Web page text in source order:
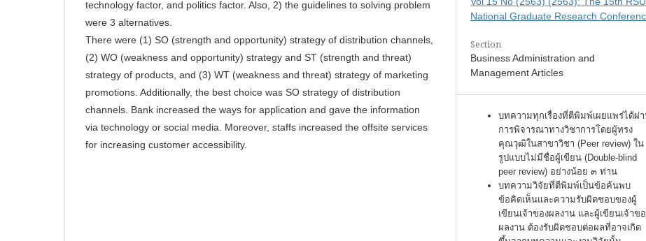
technology factor, and politics factor. Also, 2) the guidelines to solving problem
were 3 alternatives.
There were (1) SO (strength and opportunity) strategy of distribution channels,
(2) WO (weakness and opportunity) strategy and ST (strength and threat)
strategy of products, and (3) WT (weakness and threat) strategy of marketing
promotions. Additionally, the best choice was SO strategy of distribution
channels. Bank increased the ways for application and gave the information
via technology or social media. Moreover, staffs increased the offsite services
for increasing customer accessibility.
National Graduate Research
Section
Business Administration and
Management Articles
บทความทุกเรื่องที่ตีพิมพ์เผยแพร่ได้ผ่
การพิจารณาทางวิชาการโดยผู้ทรง
คุณวุฒิในสาขาวิชา (Peer review) ใน
รูปแบบไม่มีชื่อผู้เขียน (Double-blind
peer review) อย่างน้อย ๓ ท่าน
บทความวิจัยที่ตีพิมพ์เป็นข้อค้นพบ
ข้อคิดเห็นและความรับผิดชอบของผู้
เขียนเจ้าของผลงาน และผู้เขียนเจ้าข
ผลงาน ต้องรับผิดชอบต่อผลที่อาจเกิด